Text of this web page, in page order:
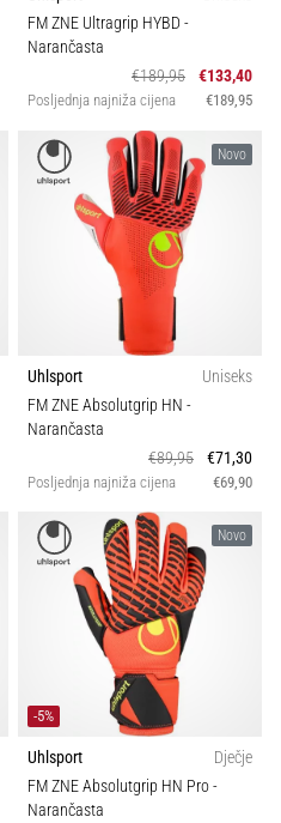
FM ZNE Ultragrip HYBD -
Narančasta
€189,95
€133,40
Posljednja najniža cijena €189,95
Novo
Uhlsport
Uniseks
FM ZNE Absolutgrip HN -
Narančasta
€89,95
€71,30
Posljednja najniža cijena €69,90
Novo
-5%
Uhlsport
Dječje
FM ZNE Absolutgrip HN Pro-
Narančasta